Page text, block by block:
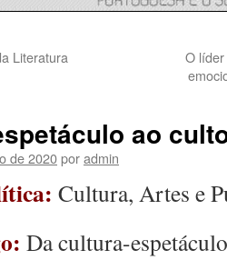
Literatura
O
ao
de 2020poradmin
Cultura, Artes e
Da cultura-